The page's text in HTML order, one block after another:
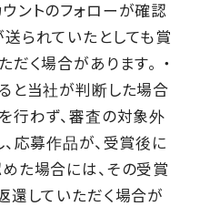
ントのフォローが確認
られていたとしても賞
く場合があります。 ・
と当社が判断した場合
行わず、審査の対象外
応募作品が、受賞後に
た場合には、その受賞
還していただく場合が